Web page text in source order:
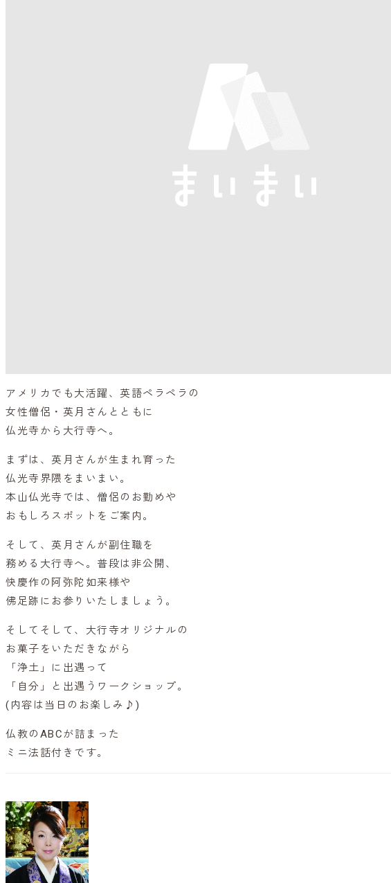
アメリカでも大活躍、英語ペラペラの
女性僧侶・英月さんとともに
仏光寺から大行寺へ。
まずは、英月さんが生まれ育った
仏光寺界隈をまいまい。
本山仏光寺では、僧侶のお勤めや
おもしろスポットをご案内。
そして、英月さんが副住職を
務める大行寺へ。普段は非公開、
快慶作の阿弥陀如来様や
佛足跡にお参りいたしましょう。
そしてそして、大行寺オリジナルの
お菓子をいただきながら
「浄土」に出遇って
「自分」と出遇うワークショップ。
(内容は当日のお楽しみ♪)
仏教のABCが詰まった
ミニ法話付きです。